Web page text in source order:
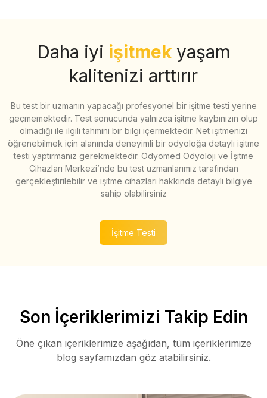
Daha iyi işitmek yaşam
kalitenizi arttırır
Bu test bir uzmanın yapacağı profesyonel bir işitme testi yerine
geçmemektedir. Test sonucunda yalnızca işitme kaybınızın olup
olmadığı ile ilgili tahmini bir bilgi içermektedir. Net işitmenizi
öğrenebilmek için alanında deneyimli bir odyoloğa detaylı işitme
testi yaptırmanız gerekmektedir. Odyomed Odyoloji ve İşitme
Cihazları Merkezi’nde bu test uzmanlarımız tarafından
gerçekleştirilebilir ve işitme cihazları hakkında detaylı bilgiye
sahip olabilirsiniz
İşitme Testi
Son İçeriklerimizi Takip Edin
Öne çıkan içeriklerimize aşağıdan, tüm içeriklerimize
blog sayfamızdan göz atabilirsiniz.